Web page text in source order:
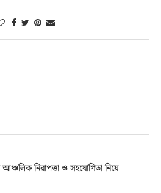
আঞ্চলিক নিরাপত্তা ও সহযোগিতা নিয়ে